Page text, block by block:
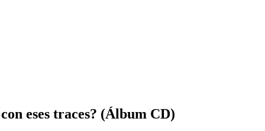
eses traces? (Álbum CD)